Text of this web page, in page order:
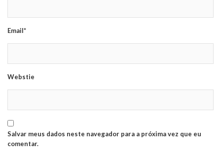
Email*
Webstie
Salvar meus dados neste navegador para a próxima vez que eu
comentar.